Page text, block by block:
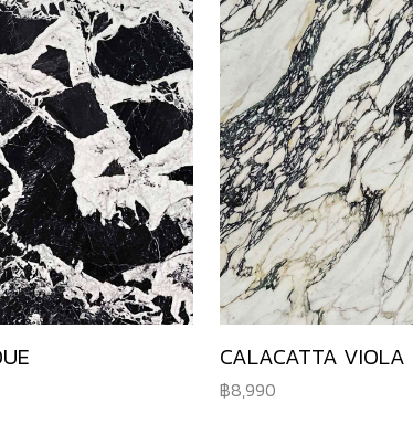
CALACATTA VIOLA
8,990